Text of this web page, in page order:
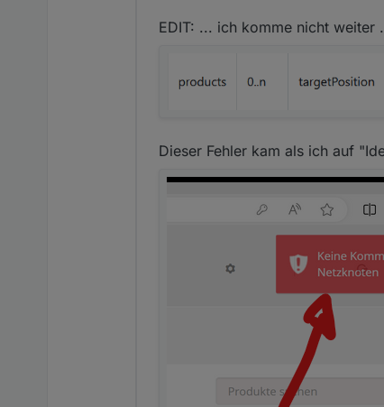
EDIT: ... ich komme nicht weiter
Dieser Fehler kam als ich auf